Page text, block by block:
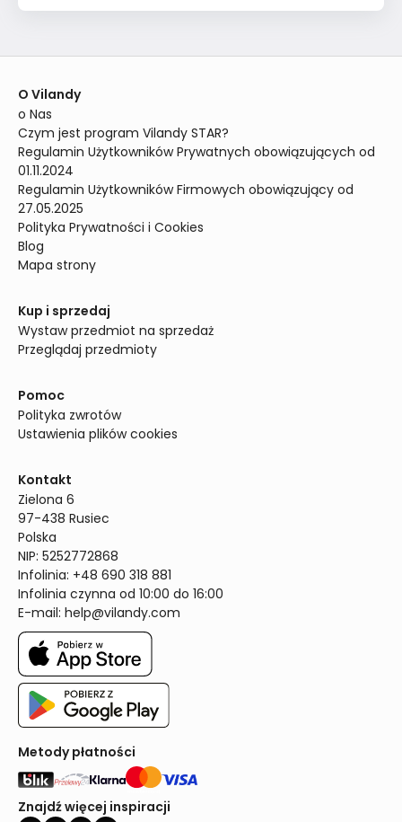
O Vilandy
o Nas
Czym jest program Vilandy STAR?
Regulamin Użytkowników Prywatnych obowiązujących od
01.11.2024
Regulamin Użytkowników Firmowych obowiązujący od
27.05.2025
Polityka Prywatności i Cookies
Blog
Mapa strony
Kup i sprzedaj
Wystaw przedmiot na sprzedaż
Przeglądaj przedmioty
Pomoc
Polityka zwrotów
Ustawienia plików cookies
Kontakt
Zielona 6
97-438 Rusiec
Polska
NIP: 5252772868
Infolinia: +48 690 318 881
Infolinia czynna od 10:00 do 16:00
E-mail: help@vilandy.com
Metody płatności
Znajdź więcej inspiracji